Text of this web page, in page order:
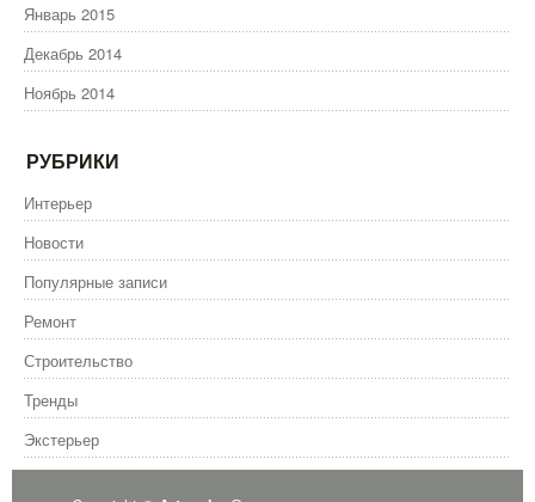
Январь 2015
Декабрь 2014
Ноябрь 2014
РУБРИКИ
Интерьер
Новости
Популярные записи
Ремонт
Строительство
Тренды
Экстерьер